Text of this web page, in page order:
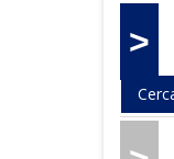
>